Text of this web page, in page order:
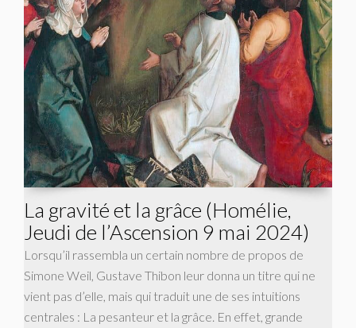
La gravité et la grâce (Homélie,
Jeudi de l’Ascension 9 mai 2024)
Lorsqu’il rassembla un certain nombre de propos de
Simone Weil, Gustave Thibon leur donna un titre qui ne
vient pas d’elle, mais qui traduit une de ses intuitions
centrales : La pesanteur et la grâce. En effet, grande